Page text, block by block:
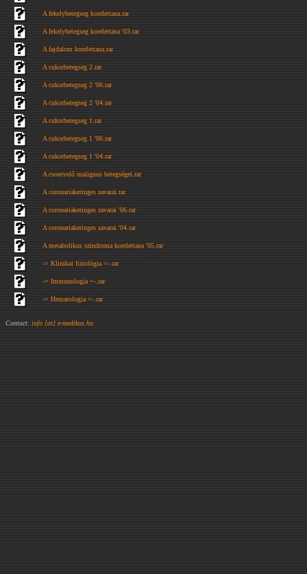
A fekelybetegseg korelettana.rar
A fekelybetegseg korelettana '03.rar
A fajdalom korelettana.rar
A cukorbetegseg 2.rar
A cukorbetegseg 2 '06.rar
A cukorbetegseg 2 '04.rar
A cukorbetegseg 1.rar
A cukorbetegseg 1 '06.rar
A cukorbetegseg 1 '04.rar
A csontvelő malignus betegségei.rar
A coronariakeringes zavarai.rar
A coronariakeringes zavarai '06.rar
A coronariakeringes zavarai '04.rar
A metabolikus szindroma korelettana '05.rar
-= Klinikai fiziológia =-.rar
-= Immunologia =-.rar
-= Hematologia =-.rar
Contact: info [at] e-medikus.hu